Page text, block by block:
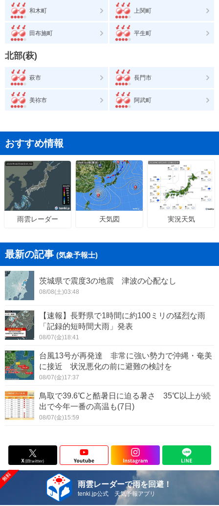
和木町 上関町
田布施町 平生町
北部(萩)
萩市 長門市
美祢市 阿武町
おすすめ情報
雨雲レーダー 天気図 実況天気
最新の記事 (気象予報士)
茨城県で震度3の地震 津波の心配なし
08/08(土)03:48
【速報】長野県で1時間に約100ミリの猛烈な雨
「記録的短時間大雨」発表
08/07(金)18:41
台風13号が再発達 非常に強い勢力で沖縄・奄美
に接近 状況悪化の前に避難の検討を
08/07(金)17:37
鳥取で39.6℃と酷暑日に迫る暑さ 35℃以上が続
出で今年一番の高温も(7日)
08/07(金)15:59
雨雲レーダーで雨を回避！
tenki.jp公式 天気予報アプリ